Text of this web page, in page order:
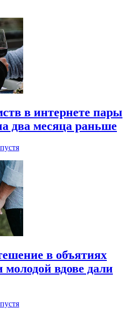
в интернете пары
два месяца раньше
в объятиях
молодой вдове дали